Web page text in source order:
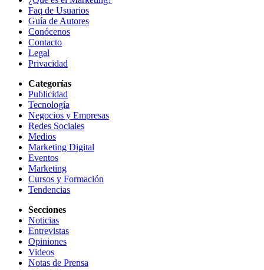
Faq de Usuarios
Guía de Autores
Conócenos
Contacto
Legal
Privacidad
Categorías
Publicidad
Tecnología
Negocios y Empresas
Redes Sociales
Medios
Marketing Digital
Eventos
Marketing
Cursos y Formación
Tendencias
Secciones
Noticias
Entrevistas
Opiniones
Videos
Notas de Prensa